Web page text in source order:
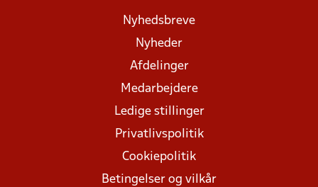
Nyhedsbreve
Nyheder
Afdelinger
Medarbejdere
Ledige stillinger
Privatlivspolitik
Cookiepolitik
Betingelser og vilkår